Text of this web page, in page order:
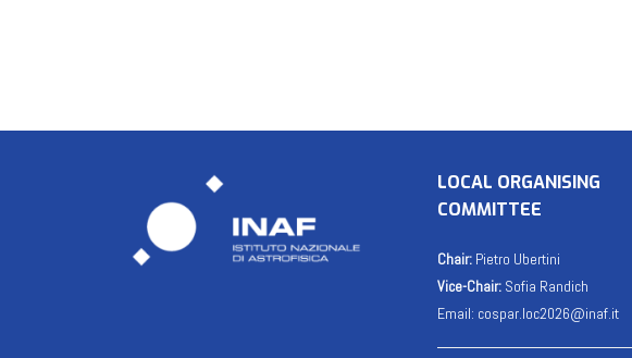
LOCAL ORGANISING
COMMITTEE
Chair: Pietro Ubertini
Vice-Chair: Sofia Randich
Email: cospar.loc2026@inaf.it